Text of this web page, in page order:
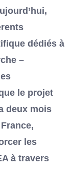
dédiés à
–
le projet
deux mois
les
à travers